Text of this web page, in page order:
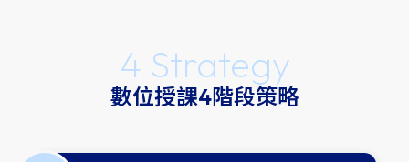
4 Strategy
數位授課4階段策略